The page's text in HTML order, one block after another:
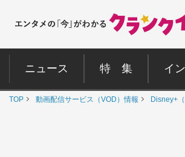
ニュース 特 集 イ
TOP 動画配信サービス（VOD）情報 Disney+